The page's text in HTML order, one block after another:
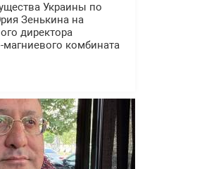
Украины по
Зенькина на
директора
комбината